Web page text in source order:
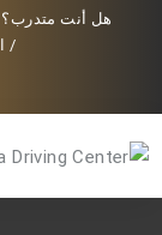
هل أنت متدرب؟
/